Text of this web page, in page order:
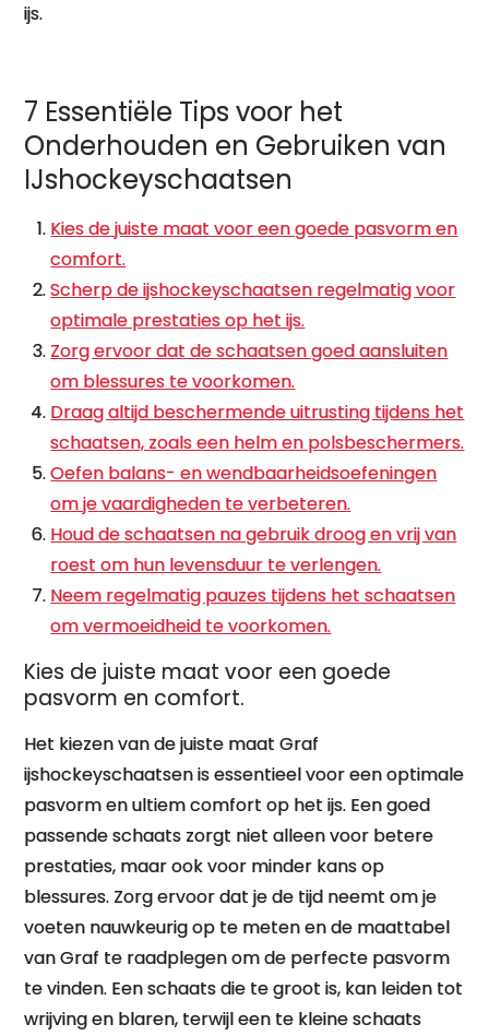
ijs.
7 Essentiële Tips voor het
Onderhouden en Gebruiken van
IJshockeyschaatsen
Kies de juiste maat voor een goede pasvorm en
comfort.
Scherp de ijshockeyschaatsen regelmatig voor
optimale prestaties op het ijs.
Zorg ervoor dat de schaatsen goed aansluiten
om blessures te voorkomen.
Draag altijd beschermende uitrusting tijdens het
schaatsen, zoals een helm en polsbeschermers.
Oefen balans- en wendbaarheidsoefeningen
om je vaardigheden te verbeteren.
Houd de schaatsen na gebruik droog en vrij van
roest om hun levensduur te verlengen.
Neem regelmatig pauzes tijdens het schaatsen
om vermoeidheid te voorkomen.
Kies de juiste maat voor een goede
pasvorm en comfort.
Het kiezen van de juiste maat Graf
ijshockeyschaatsen is essentieel voor een optimale
pasvorm en ultiem comfort op het ijs. Een goed
passende schaats zorgt niet alleen voor betere
prestaties, maar ook voor minder kans op
blessures. Zorg ervoor dat je de tijd neemt om je
voeten nauwkeurig op te meten en de maattabel
van Graf te raadplegen om de perfecte pasvorm
te vinden. Een schaats die te groot is, kan leiden tot
wrijving en blaren, terwijl een te kleine schaats